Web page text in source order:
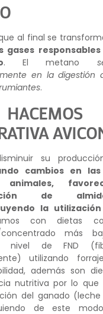
al final se
gases
. El metano
en la digestión
.
su
cambios en
animales,
de
la
con dietas
concentrado más
nivel de FND
utilizando
además son
nutritiva por lo que
del ganado
de este